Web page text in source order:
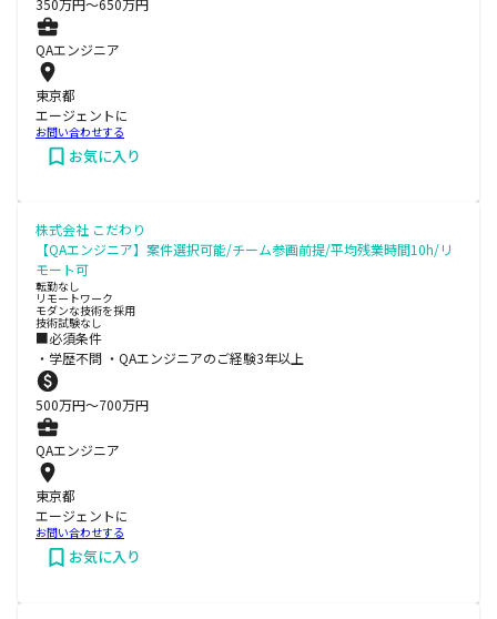
QAエンジニア
東京都
エージェントに
お問い合わせする
お気に入り
株式会社 こだわり
【QAエンジニア】案件選択可能/チーム参画前提/平均残業時間10h/リ
モート可
転勤なし
リモートワーク
モダンな技術を採用
技術試験なし
■必須条件
・学歴不問 ・QAエンジニアのご経験3年以上
500万円〜700万円
QAエンジニア
東京都
エージェントに
お問い合わせする
お気に入り